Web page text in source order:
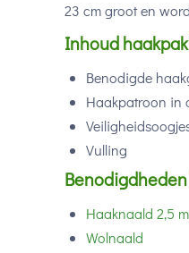
23 cm groot en
Inhoud
Benodigde
Haakpatroon in
Vulling
Haaknaald 2,5
Wolnaald